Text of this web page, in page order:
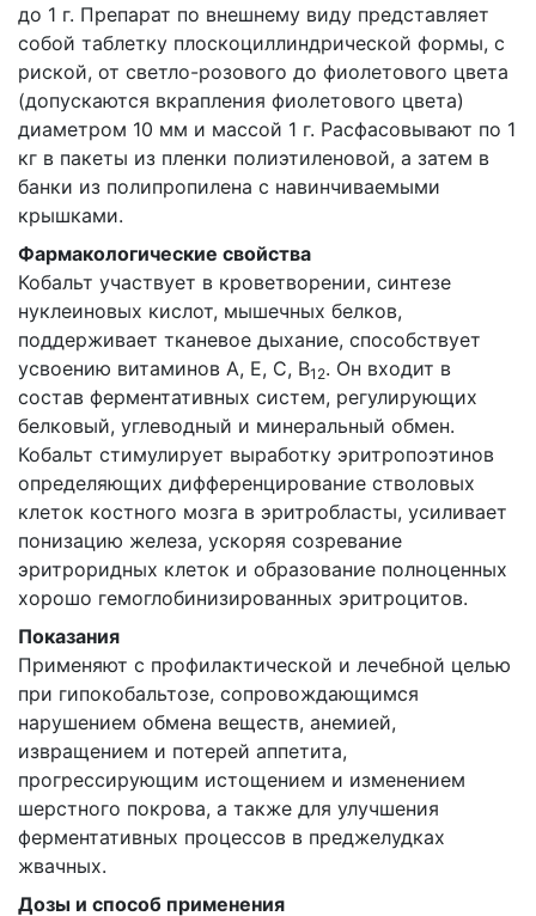
до 1 г. Препарат по внешнему виду представляет
собой таблетку плоскоциллиндрической формы, с
риской, от светло-розового до фиолетового цвета
(допускаются вкрапления фиолетового цвета)
диаметром 10 мм и массой 1 г. Расфасовывают по 1
кг в пакеты из пленки полиэтиленовой, а затем в
банки из полипропилена с навинчиваемыми
крышками.
Фармакологические свойства
Кобальт участвует в кроветворении, синтезе
нуклеиновых кислот, мышечных белков,
поддерживает тканевое дыхание, способствует
усвоению витаминов А, Е, С, В12. Он входит в
состав ферментативных систем, регулирующих
белковый, углеводный и минеральный обмен.
Кобальт стимулирует выработку эритропоэтинов
определяющих дифференцирование стволовых
клеток костного мозга в эритробласты, усиливает
понизацию железа, ускоряя созревание
эритроридных клеток и образование полноценных
хорошо гемоглобинизированных эритроцитов.
Показания
Применяют с профилактической и лечебной целью
при гипокобальтозе, сопровождающимся
нарушением обмена веществ, анемией,
извращением и потерей аппетита,
прогрессирующим истощением и изменением
шерстного покрова, а также для улучшения
ферментативных процессов в преджелудках
жвачных.
Дозы и способ применения